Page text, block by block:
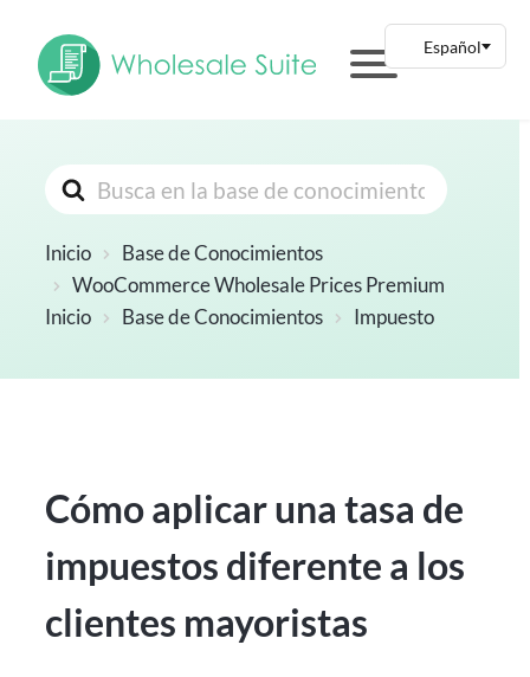
Buscar
Inicio
Base de Conocimientos
WooCommerce Wholesale Prices Premium
Inicio
Base de Conocimientos Impuesto
Cómo aplicar una tasa de
impuestos diferente a los
clientes mayoristas